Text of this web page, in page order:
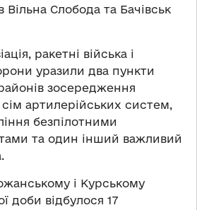
Вільна Слобода та Бачівськ
ракетні війська і
уразили два пункти
зосередження
артилерійських систем,
безпілотними
та один інший важливий
і Курському
доби відбулося 17